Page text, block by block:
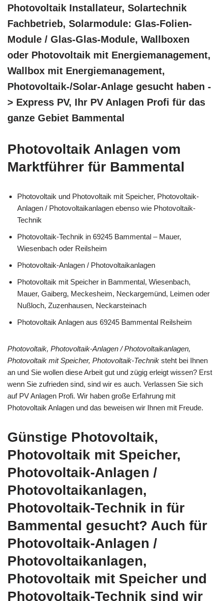
Photovoltaik Installateur, Solartechnik
Fachbetrieb, Solarmodule: Glas-Folien-
Module / Glas-Glas-Module, Wallboxen
oder Photovoltaik mit Energiemanagement,
Wallbox mit Energiemanagement,
Photovoltaik-/Solar-Anlage gesucht haben -
> Express PV, Ihr PV Anlagen Profi für das
ganze Gebiet Bammental
Photovoltaik Anlagen vom
Marktführer für Bammental
Photovoltaik und Photovoltaik mit Speicher, Photovoltaik-
Anlagen / Photovoltaikanlagen ebenso wie Photovoltaik-
Technik
Photovoltaik-Technik in 69245 Bammental – Mauer,
Wiesenbach oder Reilsheim
Photovoltaik-Anlagen / Photovoltaikanlagen
Photovoltaik mit Speicher in Bammental, Wiesenbach,
Mauer, Gaiberg, Meckesheim, Neckargemünd, Leimen oder
Nußloch, Zuzenhausen, Neckarsteinach
Photovoltaik Anlagen aus 69245 Bammental Reilsheim
Photovoltaik, Photovoltaik-Anlagen / Photovoltaikanlagen,
Photovoltaik mit Speicher, Photovoltaik-Technik steht bei Ihnen
an und Sie wollen diese Arbeit gut und zügig erleigt wissen? Erst
wenn Sie zufrieden sind, sind wir es auch. Verlassen Sie sich
auf PV Anlagen Profi. Wir haben große Erfahrung mit
Photovoltaik Anlagen und das beweisen wir Ihnen mit Freude.
Günstige Photovoltaik,
Photovoltaik mit Speicher,
Photovoltaik-Anlagen /
Photovoltaikanlagen,
Photovoltaik-Technik in für
Bammental gesucht? Auch für
Photovoltaik-Anlagen /
Photovoltaikanlagen,
Photovoltaik mit Speicher und
Photovoltaik-Technik sind wir